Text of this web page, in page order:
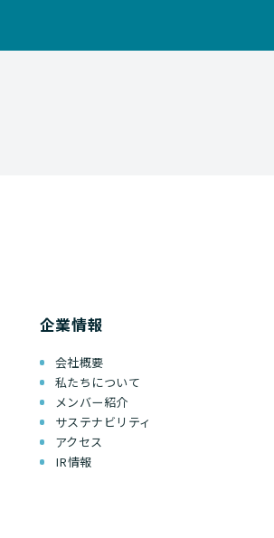
企業情報
会社概要
私たちについて
メンバー紹介
サステナビリティ
アクセス
IR情報